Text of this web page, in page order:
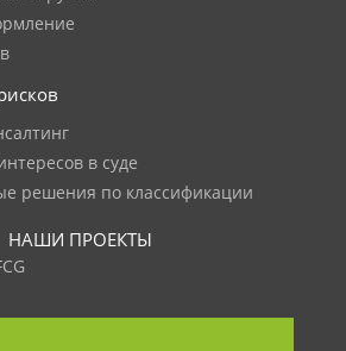
в суде
решения по классификации
НАШИ ПРОЕКТЫ